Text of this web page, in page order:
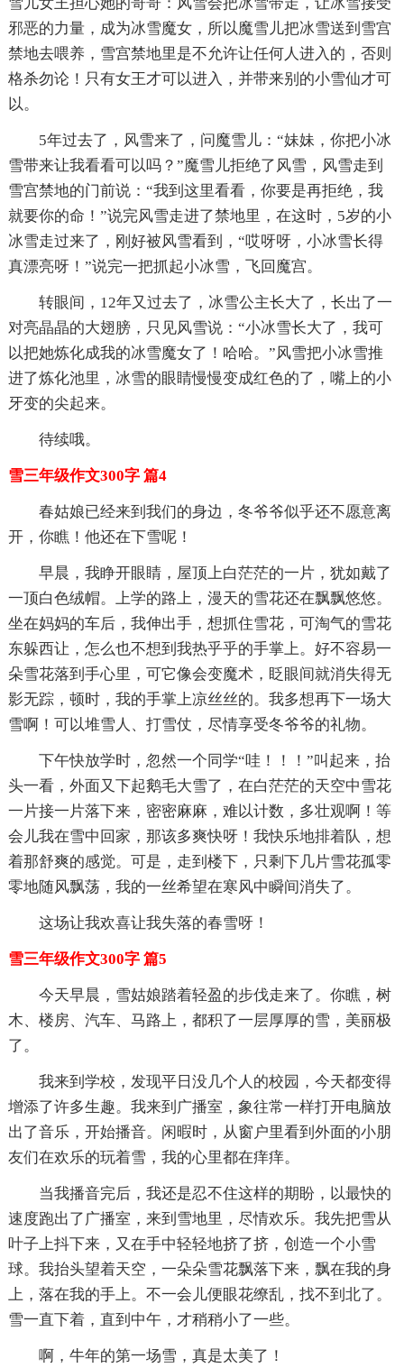
邪恶的力量，成为冰雪魔女，所以魔雪儿把冰雪送到雪宫
禁地去喂养，雪宫禁地里是不允许让任何人进入的，否则
格杀勿论！只有女王才可以进入，并带来别的小雪仙才可
以。
5年过去了，风雪来了，问魔雪儿：“妹妹，你把小冰
雪带来让我看看可以吗？”魔雪儿拒绝了风雪，风雪走到
雪宫禁地的门前说：“我到这里看看，你要是再拒绝，我
就要你的命！”说完风雪走进了禁地里，在这时，5岁的小
冰雪走过来了，刚好被风雪看到，“哎呀呀，小冰雪长得
真漂亮呀！”说完一把抓起小冰雪，飞回魔宫。
转眼间，12年又过去了，冰雪公主长大了，长出了一
对亮晶晶的大翅膀，只见风雪说：“小冰雪长大了，我可
以把她炼化成我的冰雪魔女了！哈哈。”风雪把小冰雪推
进了炼化池里，冰雪的眼睛慢慢变成红色的了，嘴上的小
牙变的尖起来。
待续哦。
雪三年级作文300字 篇4
春姑娘已经来到我们的身边，冬爷爷似乎还不愿意离
开，你瞧！他还在下雪呢！
早晨，我睁开眼睛，屋顶上白茫茫的一片，犹如戴了
一顶白色绒帽。上学的路上，漫天的雪花还在飘飘悠悠。
坐在妈妈的车后，我伸出手，想抓住雪花，可淘气的雪花
东躲西让，怎么也不想到我热乎乎的手掌上。好不容易一
朵雪花落到手心里，可它像会变魔术，眨眼间就消失得无
影无踪，顿时，我的手掌上凉丝丝的。我多想再下一场大
雪啊！可以堆雪人、打雪仗，尽情享受冬爷爷的礼物。
下午快放学时，忽然一个同学“哇！！！”叫起来，抬
头一看，外面又下起鹅毛大雪了，在白茫茫的天空中雪花
一片接一片落下来，密密麻麻，难以计数，多壮观啊！等
会儿我在雪中回家，那该多爽快呀！我快乐地排着队，想
着那舒爽的感觉。可是，走到楼下，只剩下几片雪花孤零
零地随风飘荡，我的一丝希望在寒风中瞬间消失了。
这场让我欢喜让我失落的春雪呀！
雪三年级作文300字 篇5
今天早晨，雪姑娘踏着轻盈的步伐走来了。你瞧，树
木、楼房、汽车、马路上，都积了一层厚厚的雪，美丽极
了。
我来到学校，发现平日没几个人的校园，今天都变得
增添了许多生趣。我来到广播室，象往常一样打开电脑放
出了音乐，开始播音。闲暇时，从窗户里看到外面的小朋
友们在欢乐的玩着雪，我的心里都在痒痒。
当我播音完后，我还是忍不住这样的期盼，以最快的
速度跑出了广播室，来到雪地里，尽情欢乐。我先把雪从
叶子上抖下来，又在手中轻轻地挤了挤，创造一个小雪
球。我抬头望着天空，一朵朵雪花飘落下来，飘在我的身
上，落在我的手上。不一会儿便眼花缭乱，找不到北了。
雪一直下着，直到中午，才稍稍小了一些。
啊，牛年的第一场雪，真是太美了！